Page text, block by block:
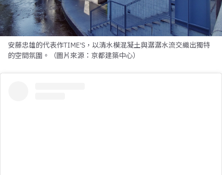
安藤忠雄的代表作TIME'S，以清水模混凝土與潺潺水流交織出獨特
的空間氛圍。（圖片來源：京都建築中心）